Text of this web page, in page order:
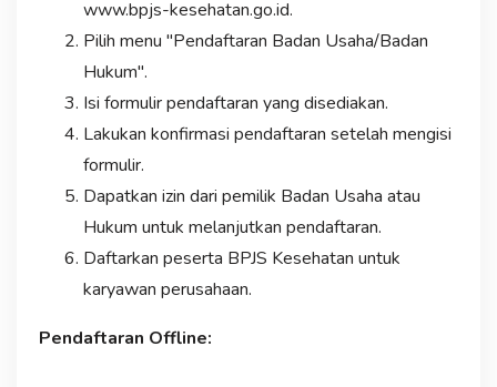
www.bpjs-kesehatan.go.id.
Pilih menu "Pendaftaran Badan Usaha/Badan
Hukum".
Isi formulir pendaftaran yang disediakan.
Lakukan konfirmasi pendaftaran setelah mengisi
formulir.
Dapatkan izin dari pemilik Badan Usaha atau
Hukum untuk melanjutkan pendaftaran.
Daftarkan peserta BPJS Kesehatan untuk
karyawan perusahaan.
Pendaftaran Offline: